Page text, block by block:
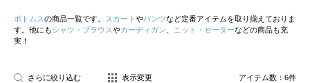
ボトムスの商品一覧です。 スカート やパンツなど定番アイテムを取り揃えておりま
す。他にもシャツ・ブラウスやカーディガン ニット・セーターなどの商品も充
実！
さらに絞り込む 表示変更 アイテム数： 6件